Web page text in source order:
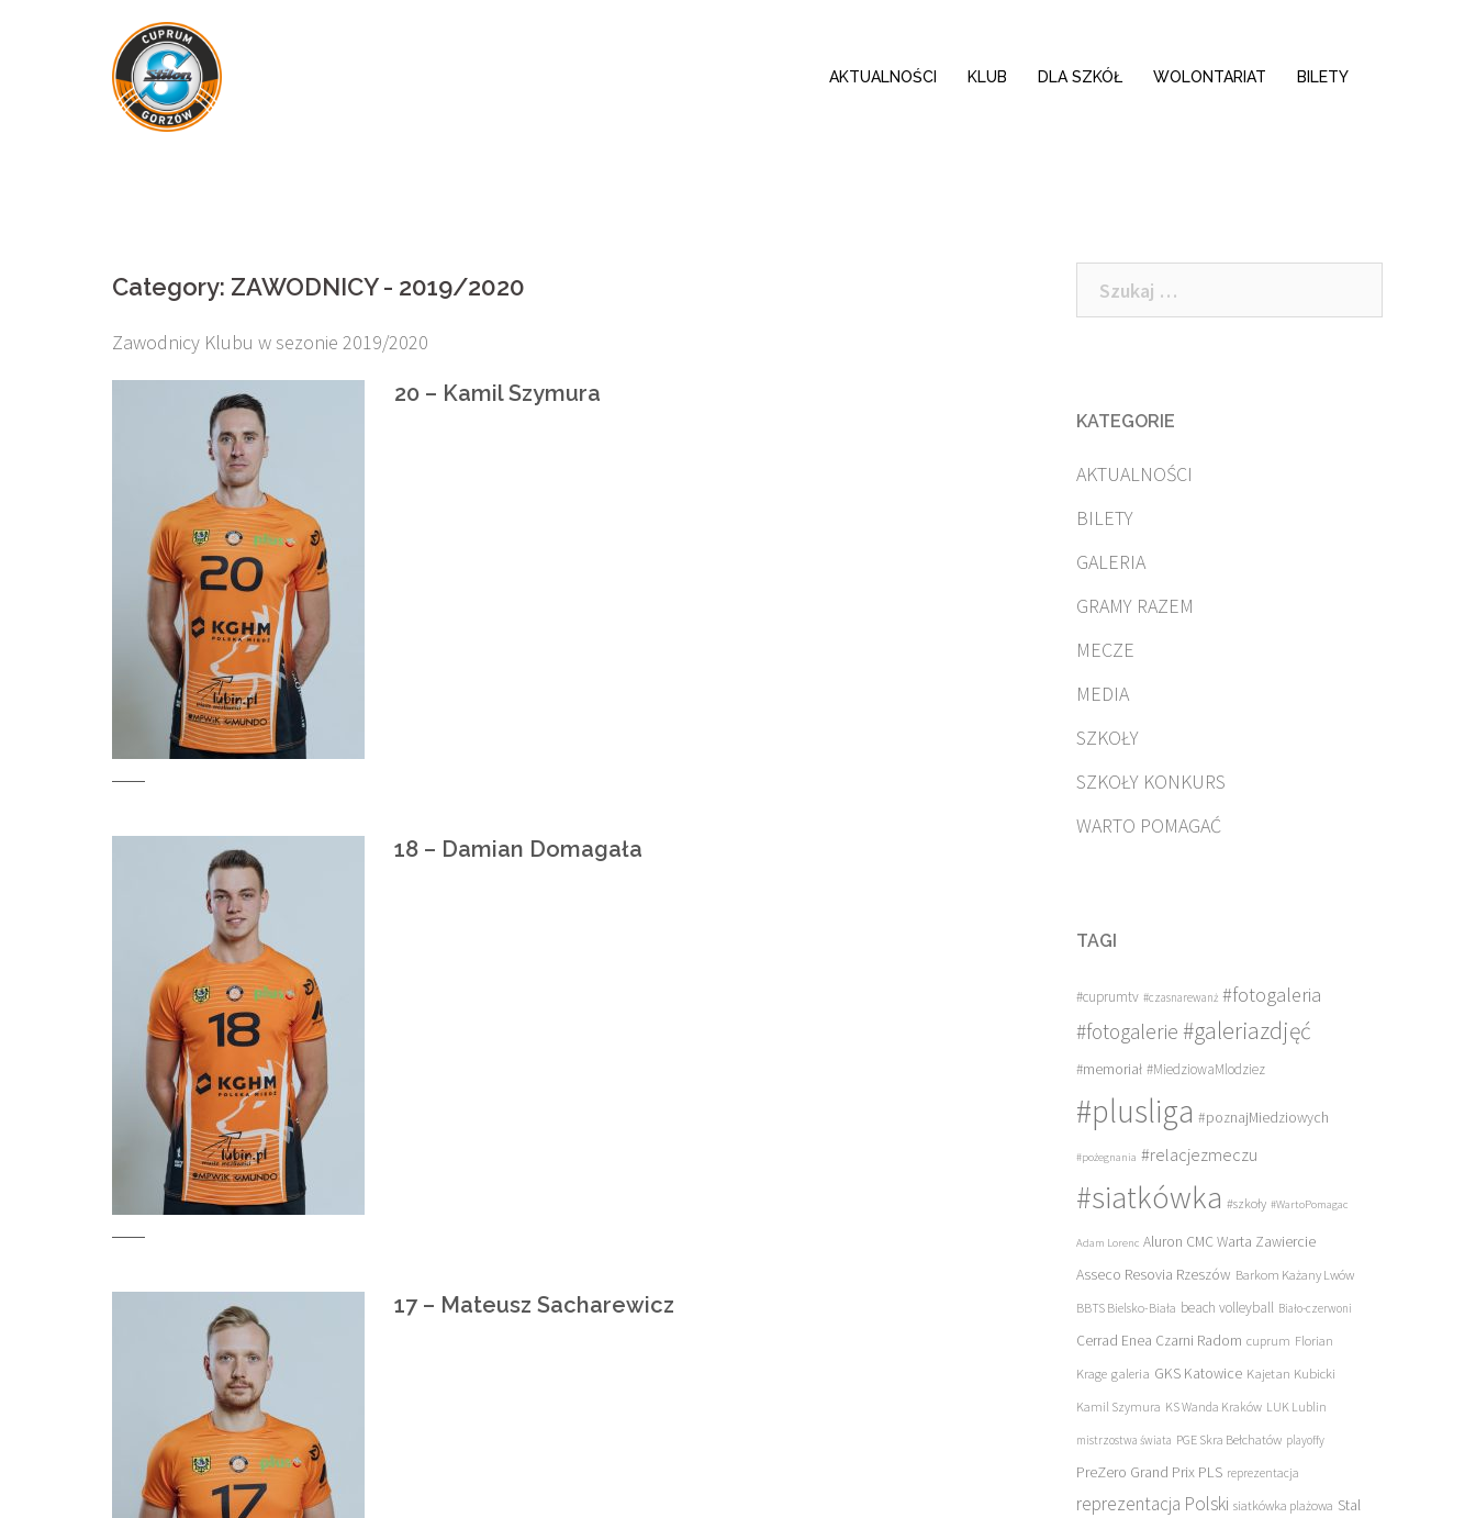
AKTUALNOŚCI KLUB DLA SZKÓŁ WOLONTARIAT BILETY
Category: ZAWODNICY - 2019/2020
Zawodnicy Klubu w sezonie 2019/2020
20 – Kamil Szymura
18 – Damian Domagała
17 – Mateusz Sacharewicz
Szukaj:
KATEGORIE
AKTUALNOŚCI
BILETY
GALERIA
GRAMY RAZEM
MECZE
MEDIA
SZKOŁY
SZKOŁY KONKURS
WARTO POMAGAĆ
TAGI
#cuprumtv #czasnarewanż #fotogaleria
#fotogalerie #galeriazdjęć
#memoriał #MiedziowaMlodziez
#plusliga #poznajMiedziowych
#pożegnania #relacjezmeczu
#siatkówka #szkoły #WartoPomagac
Adam Lorenc Aluron CMC Warta Zawiercie
Asseco Resovia Rzeszów Barkom Każany Lwów
BBTS Bielsko-Biała beach volleyball Biało-czerwoni
Cerrad Enea Czarni Radom cuprum Florian
Krage galeria GKS Katowice Kajetan Kubicki
Kamil Szymura KS Wanda Kraków LUK Lublin
mistrzostwa świata PGE Skra Bełchatów playoffy
PreZero Grand Prix PLS reprezentacja
reprezentacja Polski siatkówka plażowa Stal